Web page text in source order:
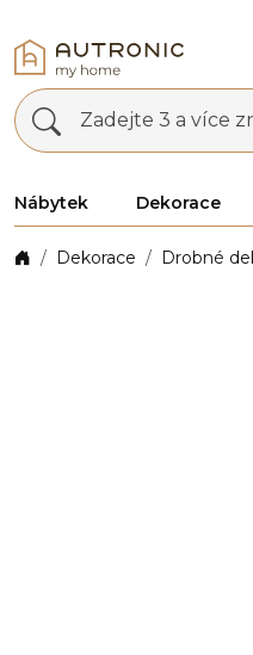
Zadejte 3 a více
Nábytek Dekorace
Dekorace Drobné